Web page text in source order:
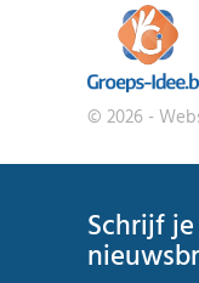
© 2026 -
Schrijf